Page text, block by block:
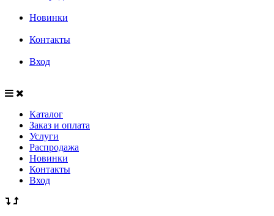
Новинки
Контакты
Вход
Каталог
Заказ и оплата
Услуги
Распродажа
Новинки
Контакты
Вход